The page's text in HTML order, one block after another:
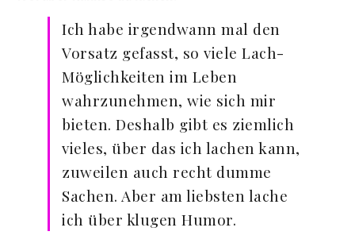
Ich habe irgendwann mal den
Vorsatz gefasst, so viele Lach-
Möglichkeiten im Leben
wahrzunehmen, wie sich mir
bieten. Deshalb gibt es ziemlich
vieles, über das ich lachen kann,
zuweilen auch recht dumme
Sachen. Aber am liebsten lache
ich über klugen Humor.